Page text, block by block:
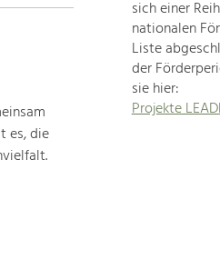
sehr
vielfältig.
Deshalb
geben
wir
hier
es, die
sich einer
nationalen
Liste
der
sie hier:
Projekte